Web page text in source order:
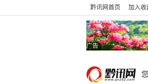
黔讯网首页 加入收
广告